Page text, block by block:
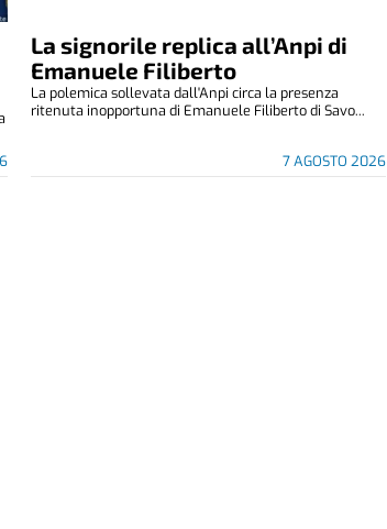
La signorile replica all’Anpi di
Emanuele Filiberto
7 AGOSTO 2026
La polemica sollevata dall'Anpi circa la presenza
ritenuta inopportuna di Emanuele Filiberto di Savo...